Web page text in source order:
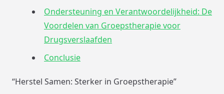
Ondersteuning en Verantwoordelijkheid: De
Voordelen van Groepstherapie voor
Drugsverslaafden
Conclusie
“Herstel Samen: Sterker in Groepstherapie”